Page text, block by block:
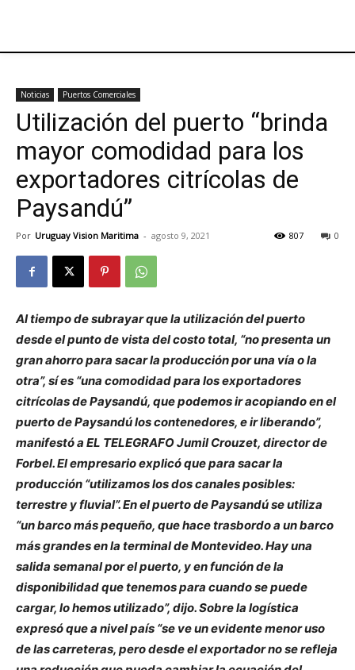
Noticias Puertos Comerciales
Utilización del puerto “brinda
mayor comodidad para los
exportadores citrícolas de
Paysandú”
Por Uruguay Vision Maritima - agosto 9, 2021 0
807
Al tiempo de subrayar que la utilización del puerto
desde el punto de vista del costo total, “no presenta un
gran ahorro para sacar la producción por una vía o la
otra”, sí es “una comodidad para los exportadores
citrícolas de Paysandú, que podemos ir acopiando en el
puerto de Paysandú los contenedores, e ir liberando”,
manifestó a EL TELEGRAFO Jumil Crouzet, director de
Forbel. El empresario explicó que para sacar la
producción “utilizamos los dos canales posibles:
terrestre y fluvial”. En el puerto de Paysandú se utiliza
“un barco más pequeño, que hace trasbordo a un barco
más grandes en la terminal de Montevideo. Hay una
salida semanal por el puerto, y en función de la
disponibilidad que tenemos para cuando se puede
cargar, lo hemos utilizado”, dijo. Sobre la logística
expresó que a nivel país “se ve un evidente menor uso
de las carreteras, pero desde el exportador no se refleja